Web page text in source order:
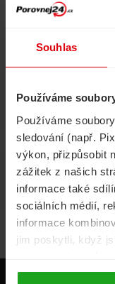
Souhlas
Používáme
Používáme
sledování (např.
výkon, přizpůsobit
zážitek z našich
informace také
sociálních médií,
informace
jim poskytli, když
Volání,
Životní